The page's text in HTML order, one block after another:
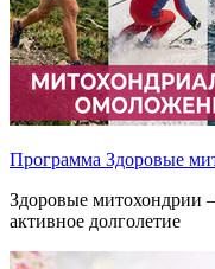
Программа Здоровые
Здоровые митохондрии
активное долголетие